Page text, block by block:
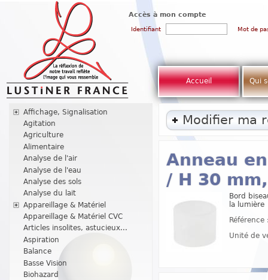
Accès à mon compte
Identifiant Mot de
Accueil Qui
Affichage, Signalisation
Agitation
Agriculture
Alimentaire
Analyse de l'air
Analyse de l'eau
Analyse des sols
Analyse du lait
Appareillage & Matériel
Appareillage & Matériel CVC
Articles insolites, astucieux...
Aspiration
Balance
Basse Vision
Biohazard
Modifier ma
Anneau
/ H 30
Bord
la lumière
Unité de